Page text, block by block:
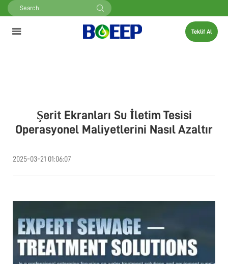
Teklif Al
Şerit Ekranları Su İletim Tesisi
Operasyonel Maliyetlerini Nasıl Azaltır
2025-03-21 01:06:07